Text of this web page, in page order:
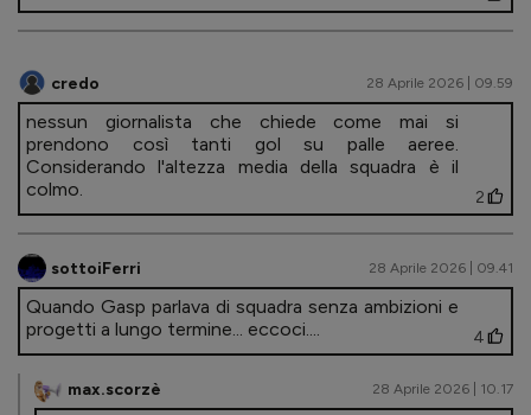
credo 28 Aprile 2026 | 09.59
nessun giornalista che chiede come mai si
prendono così tanti gol su palle aeree.
Considerando l'altezza media della squadra è il
colmo.
2
sottoiFerri 28 Aprile 2026 | 09.41
Quando Gasp parlava di squadra senza ambizioni e
progetti a lungo termine... eccoci....
4
max.scorzè 28 Aprile 2026 | 10.17